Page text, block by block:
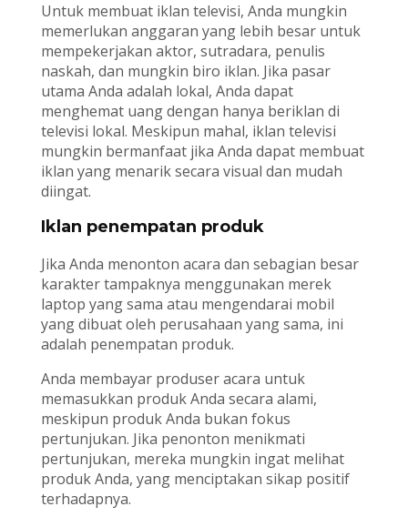
Untuk membuat iklan televisi, Anda mungkin
memerlukan anggaran yang lebih besar untuk
mempekerjakan aktor, sutradara, penulis
naskah, dan mungkin biro iklan. Jika pasar
utama Anda adalah lokal, Anda dapat
menghemat uang dengan hanya beriklan di
televisi lokal. Meskipun mahal, iklan televisi
mungkin bermanfaat jika Anda dapat membuat
iklan yang menarik secara visual dan mudah
diingat.
Iklan penempatan produk
Jika Anda menonton acara dan sebagian besar
karakter tampaknya menggunakan merek
laptop yang sama atau mengendarai mobil
yang dibuat oleh perusahaan yang sama, ini
adalah penempatan produk.
Anda membayar produser acara untuk
memasukkan produk Anda secara alami,
meskipun produk Anda bukan fokus
pertunjukan. Jika penonton menikmati
pertunjukan, mereka mungkin ingat melihat
produk Anda, yang menciptakan sikap positif
terhadapnya.